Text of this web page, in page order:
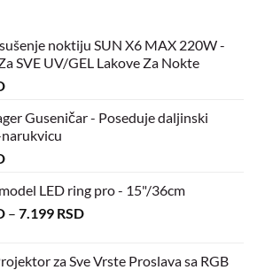
noktiju SUN X6 MAX 220W -
SVE UV/GEL Lakove Za Nokte
Guseničar - Poseduje daljinski
LED ring pro - 15"/36cm
– 7.199 RSD
za Sve Vrste Proslava sa RGB